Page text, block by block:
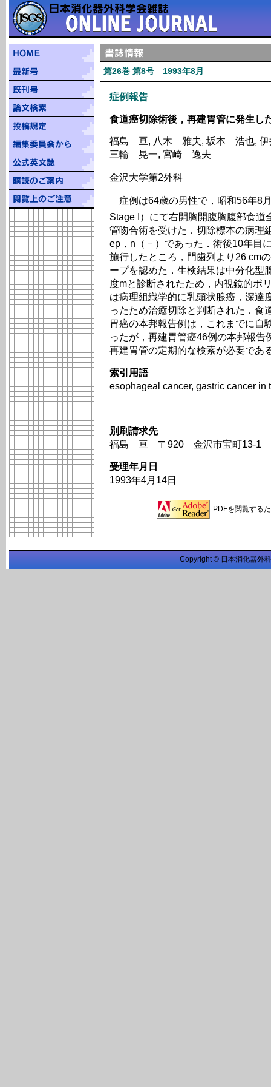
第26巻 第8号 1993年8月
症例報告
食道癌切除術後，再建胃管に発生し
福島 亘, 八木 雅夫, 坂本 浩也,
三輪 晃一, 宮崎 逸夫
金沢大学第2外科
症例は64歳の男性で，昭和56年8
Stage I）にて右開胸開腹胸腹部食
管吻合術を受けた．切除標本の病理
ep，n（－）であった．術後10年目
施行したところ，門歯列より26 cm
ープを認めた．生検結果は中分化型
度mと診断されたため，内視鏡的ポ
は病理組織学的に乳頭状腺癌，深達
ったため治癒切除と判断された．食
胃癌の本邦報告例は，これまでに自
ったが，再建胃管癌46例の本邦報
再建胃管の定期的な検索が必要であ
索引用語
esophageal cancer, gastric cancer in
別刷請求先
福島 亘 〒920 金沢市宝町13-1
受理年月日
1993年4月14日
PDFを閲覧する
Copyright © 日本消化器外